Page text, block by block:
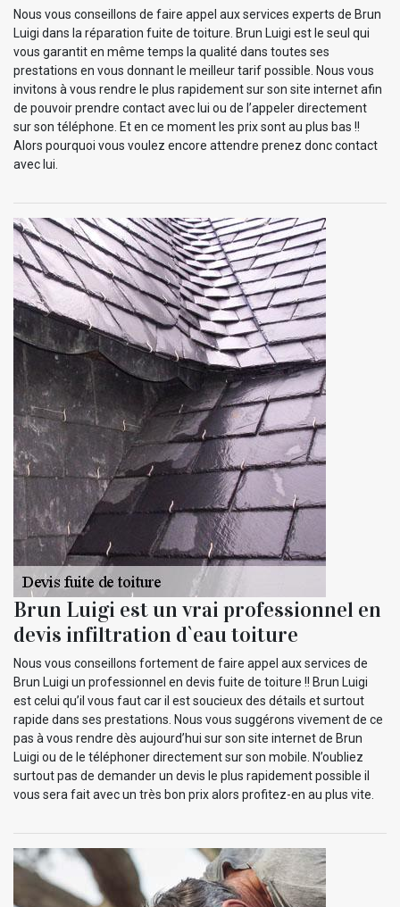
Nous vous conseillons de faire appel aux services experts de Brun
Luigi dans la réparation fuite de toiture. Brun Luigi est le seul qui
vous garantit en même temps la qualité dans toutes ses
prestations en vous donnant le meilleur tarif possible. Nous vous
invitons à vous rendre le plus rapidement sur son site internet afin
de pouvoir prendre contact avec lui ou de l’appeler directement
sur son téléphone. Et en ce moment les prix sont au plus bas !!
Alors pourquoi vous voulez encore attendre prenez donc contact
avec lui.
Brun Luigi est un vrai professionnel en
devis infiltration d`eau toiture
Nous vous conseillons fortement de faire appel aux services de
Brun Luigi un professionnel en devis fuite de toiture !! Brun Luigi
est celui qu’il vous faut car il est soucieux des détails et surtout
rapide dans ses prestations. Nous vous suggérons vivement de ce
pas à vous rendre dès aujourd’hui sur son site internet de Brun
Luigi ou de le téléphoner directement sur son mobile. N’oubliez
surtout pas de demander un devis le plus rapidement possible il
vous sera fait avec un très bon prix alors profitez-en au plus vite.